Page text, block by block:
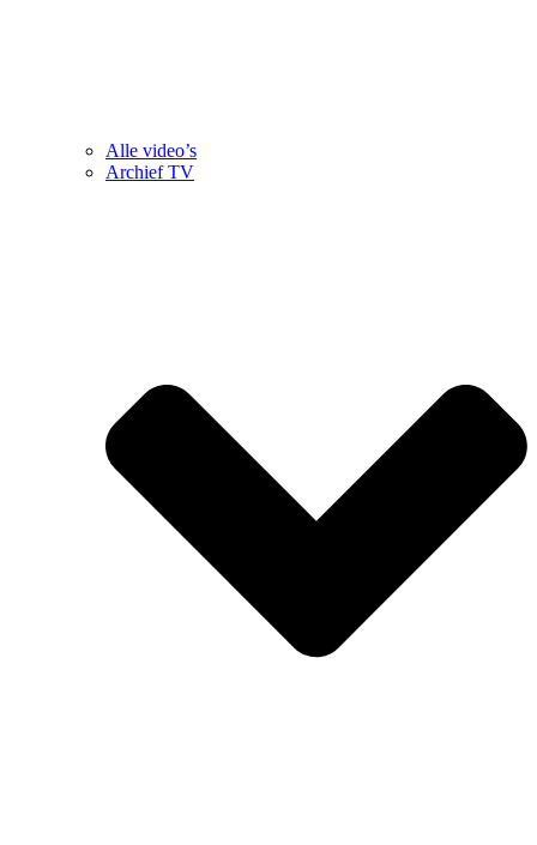
Alle video’s
Archief TV